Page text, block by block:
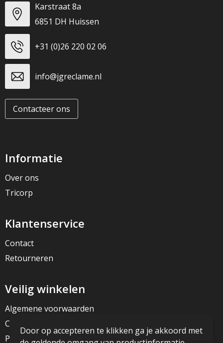
Karstraat 8a
6851 DH Huissen
+31 (0)26 220 02 06
info@jgreclame.nl
Contacteer ons
Informatie
Over ons
Tricorp
Klantenservice
Contact
Retourneren
Veilig winkelen
Algemene voorwaarden
Cookieverklaring
Privacyverklaring
Door op accepteren te klikken ga je akkoord met